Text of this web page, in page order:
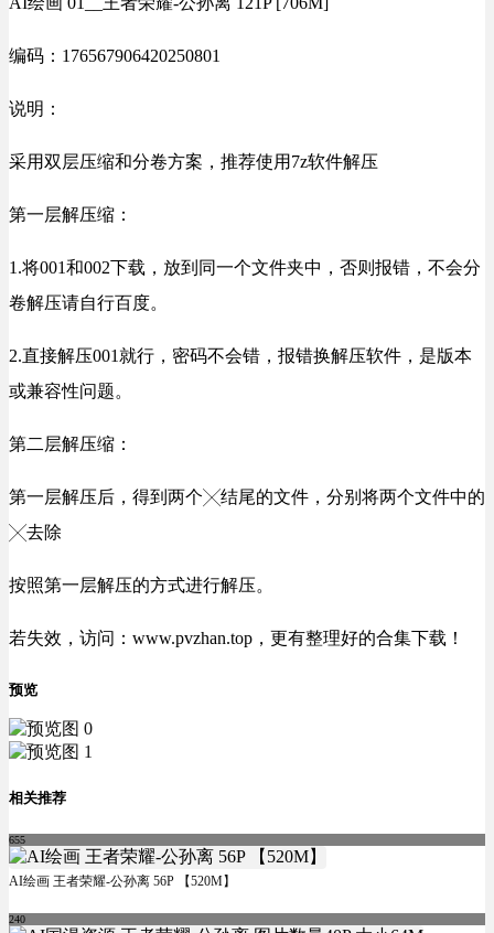
编码：176567906420250801
说明：
采用双层压缩和分卷方案，推荐使用7z软件解压
第一层解压缩：
1.将001和002下载，放到同一个文件夹中，否则报错，不会分
卷解压请自行百度。
2.直接解压001就行，密码不会错，报错换解压软件，是版本
或兼容性问题。
第二层解压缩：
第一层解压后，得到两个╳结尾的文件，分别将两个文件中的
╳去除
按照第一层解压的方式进行解压。
若失效，访问：www.pvzhan.top，更有整理好的合集下载！
预览
相关推荐
655
AI绘画 王者荣耀-公孙离 56P 【520M】
240